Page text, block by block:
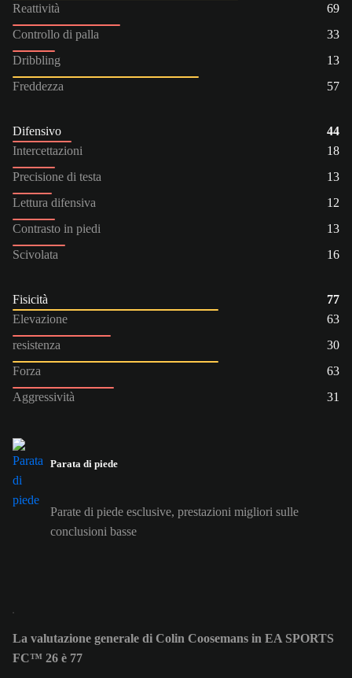
Reattività
69
Controllo di palla
33
Dribbling
13
Freddezza
57
Difensivo
44
Intercettazioni
18
Precisione di testa
13
Lettura difensiva
12
Contrasto in piedi
13
Scivolata
16
Fisicità
77
Elevazione
63
resistenza
30
Forza
63
Aggressività
31
Parata di piede
Parate di piede esclusive, prestazioni migliori sulle
conclusioni basse
La valutazione generale di Colin Coosemans in EA SPORTS
FC™ 26 è 77